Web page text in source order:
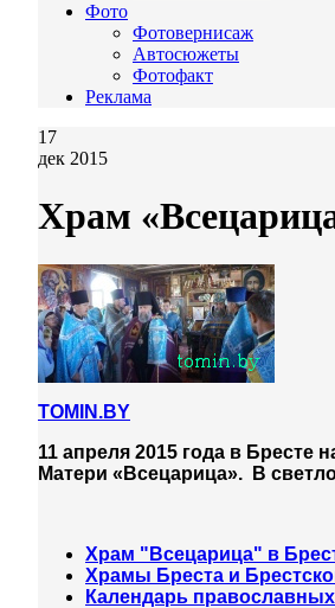
Фото
Фотовернисаж
Автосюжеты
Фотофакт
Реклама
17
дек 2015
Храм
TOMIN.BY
11 апреля 2015 года в Бресте
Матери «Всецарица». В
Храм "Всецарица" в
Храмы Бреста и
Календарь